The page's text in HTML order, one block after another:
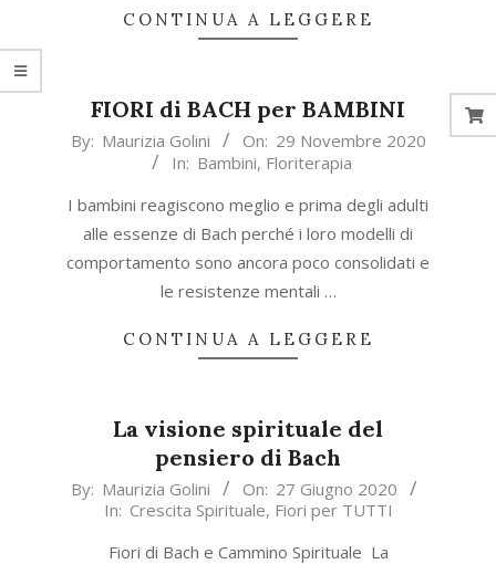
CONTINUA A LEGGERE
FIORI di BACH per BAMBINI
2020-
29
By: Maurizia Golini On: 29 Novembre 2020
In: Bambini, Floriterapia
I bambini reagiscono meglio e prima degli adulti
alle essenze di Bach perché i loro modelli di
comportamento sono ancora poco consolidati e
le resistenze mentali …
CONTINUA A LEGGERE
La visione spirituale del
pensiero di Bach
2020-
By: Maurizia Golini On: 27 Giugno 2020
In: Crescita Spirituale, Fiori per TUTTI
Fiori di Bach e Cammino Spirituale La